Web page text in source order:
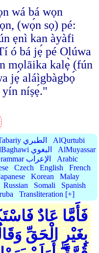
wá bá wọn
(wọ́n sọ) pé:
ẹnì kan àyàfi
ó bá jẹ́ pé Olúwa
mọlāika kalẹ̀ (fún
jẹ́ aláìgbàgbọ́
níṣẹ́."
AtTabariy الطبري
AlQurtubi
AlBaghawi البغوي
AlMuyassar
Grammar الإعراب
Arabic
Czech English
French
Korean
Malay
Russian Somali
Spanish
Transliteration [+]
فَأَمَّا عَادٌ
بِغَيْرِ الْحَقِّ